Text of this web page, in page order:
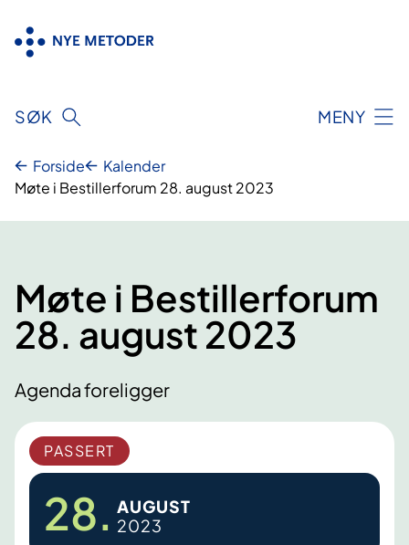
innhold
SØK MENY
Forside
Kalender
Møte i Bestillerforum 28. august 2023
Møte i Bestillerforum
28. august 2023
Agenda foreligger
PASSERT
28. AUGUST
2023